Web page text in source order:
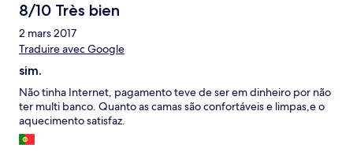
8/10 Très bien
2 mars 2017
Traduire avec Google
sim.
Não tinha Internet, pagamento teve de ser em dinheiro por não
ter multi banco. Quanto as camas são confortáveis e limpas,e o
aquecimento satisfaz.